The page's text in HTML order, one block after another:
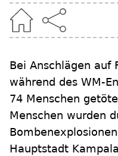
Bei Anschlägen auf
während des WM-
74 Menschen
Menschen wurden
Hauptstadt